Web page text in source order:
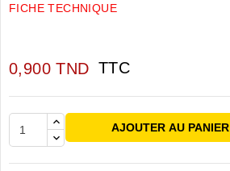
FICHE TECHNIQUE
0,900 TND TTC
AJOUTER AU PANIER